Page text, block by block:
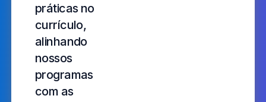
práticas no
currículo,
alinhando
nossos
programas
com as